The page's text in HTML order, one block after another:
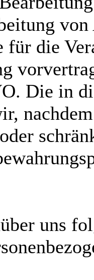
für die
Die in
uns